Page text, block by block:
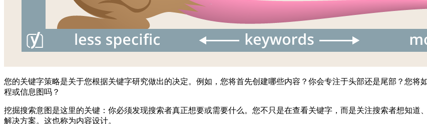
您的关键字策略是关于您根据关键字研究做出的决定。例如，您将首先创建哪些内容？你会专注于头部还是尾部？您
程或信息图吗？
挖掘搜索意图是这里的关键：你必须发现搜索者真正想要或需要什么。您不只是在查看关键字，而是关注搜索者想知
解决方案。这也称为内容设计。